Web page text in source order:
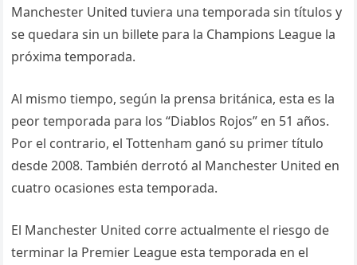
Manchester United tuviera una temporada sin títulos y
se quedara sin un billete para la Champions League la
próxima temporada.
Al mismo tiempo, según la prensa británica, esta es la
peor temporada para los “Diablos Rojos” en 51 años.
Por el contrario, el Tottenham ganó su primer título
desde 2008. También derrotó al Manchester United en
cuatro ocasiones esta temporada.
El Manchester United corre actualmente el riesgo de
terminar la Premier League esta temporada en el